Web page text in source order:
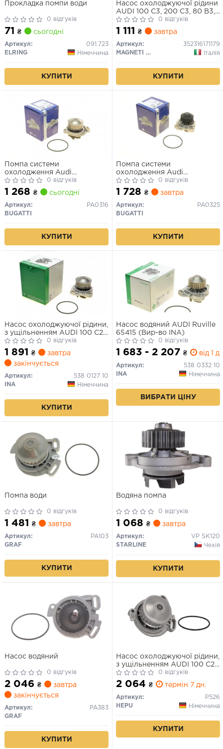
Прокладка помпи води
0 відгуків
71 ₴ сьогодні
Артикул:
091.723
ELRING
Німеччина
КУПИТИ
Насос охолоджуючої рідини
AUDI 100 C3, 200 C3, 80 B3,
90 B2, 90 B3, CABRIOLET B3,
COUPE B3, QUATTRO 1.9-2.3
07.80-12.96
0 відгуків
1 111 ₴ завтра
Артикул:
352316171179
MAGNETI MARELLI
Італія
КУПИТИ
Помпа системи
охолодження Audi
100/200/80/90 1.9-2.3 77-
96/VW Passat 1.9-2.2 81-88
(B/B) (5 лоп.)
0 відгуків
1 268 ₴ сьогодні
Артикул:
PA0316
BUGATTI
КУПИТИ
Помпа системи
охолодження Audi
100/200/90 1.9-2.3 82-91
(29z) (B/B) (5 лоп.)
0 відгуків
1 728 ₴ завтра
Артикул:
PA0325
BUGATTI
КУПИТИ
Насос охолоджуючої рідини,
з ущільненням AUDI 100 C2,
100 C3, 200 C2, 200 C3, 80
B2, 90 B2, 90 B3, COUPE B2,
COUPE B3, QUATTRO VW
PASSAT B2, SANTANA 1.9-2.3
03.77-12.96
0 відгуків
1 891 ₴
завтра
закінчується
Артикул:
538 0127 10
INA
Німеччина
КУПИТИ
Насос водяний AUDI Ruville
65415 (Вир-во INA)
0 відгуків
1 683 - 2 207 ₴ від 1
Артикул:
538 0332 10
INA
Німеччина
ВИБРАТИ ЦІНУ
Помпа води
0 відгуків
1 481 ₴ завтра
Артикул:
PA103
GRAF
КУПИТИ
Водяна помпа
0 відгуків
1 068 ₴ завтра
Артикул:
VP SK120
STARLINE
Чехія
КУПИТИ
Насос водяний
0 відгуків
2 046 ₴
завтра
закінчується
Артикул:
PA383
GRAF
КУПИТИ
Насос охолоджуючої рідини,
з ущільненням AUDI 100 C2,
100 C3, 200 C2, 200 C3, 80
B2, 80 B3, 90 B2, 90 B3,
COUPE B2, QUATTRO VW
PASSAT B2, SANTANA 1.9-2.3
03.77-12.91
0 відгуків
2 064 ₴ термін 7 дн.
Артикул:
P526
HEPU
Німеччина
КУПИТИ